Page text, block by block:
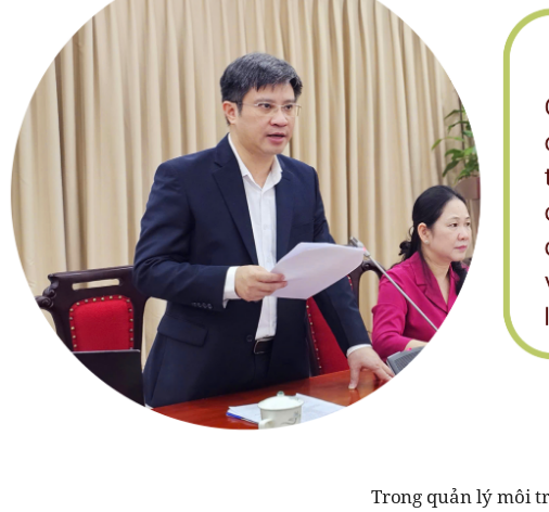
Trong quản lý môi